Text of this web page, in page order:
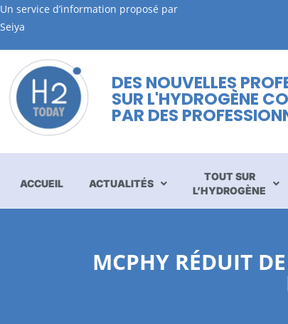
Un service d’information proposé par
Seiya
DES NOUVELLES
SUR L'HYDROGÈNE
PAR DES
ACCUEIL ACTUALITÉS
TOUT SUR
L’HYDROGÈNE
MCPHY RÉDUIT